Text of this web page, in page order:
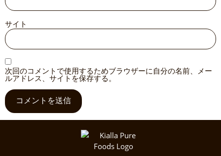
サイト
次回のコメントで使用するためブラウザーに自分の名前、メー
ルアドレス、サイトを保存する。